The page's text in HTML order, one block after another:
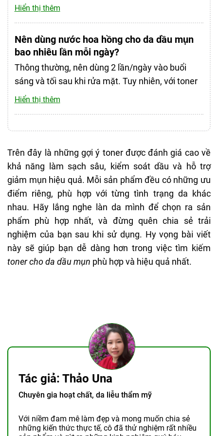
gây nhờn rít hay bí da. Điều này rất quan trọng vì da
dầu mụn rất nhạy cảm với các sản phẩm nặng mặt,
dễ gây bí tắc.
Tiêu chí chọn toner cho da dầu mụn
Chọn nước hoa hồng cho da dầu mụn không đơn
giản chỉ là tìm sản phẩm có chữ “oil-control” hay
“anti-acne” trên nhãn. Với làn da dễ bị bí tắc, nhạy
cảm và thường xuyên nổi mụn, bạn cần chọn toner
một cách thông minh, dựa trên những tiêu chí sau để
1. Ưu tiên các thành phần hỗ trợ điều trị mụn
Các loại nước hoa hồng cho da dầu mụn nên chứa
những hoạt chất có khả năng làm sạch sâu lỗ chân
lông, kiểm soát dầu và kháng viêm như:
BHA (Salicylic Acid): tan trong dầu, thẩm thấu sâu
vào lỗ chân lông giúp loại bỏ bã nhờn và tế bào chết
– nguyên nhân gây mụn.
Lưu huỳnh (Sulfur): giúp điều tiết dầu và làm dịu
2. Kết hợp thành phần làm dịu và dưỡng ẩm
Da dầu mụn thường nhạy cảm, dễ kích ứng. Vì thế,
bên cạnh các hoạt chất điều trị mụn, toner cũng nên
có thêm thành phần:
kem dưỡng. Da dầu mụn vẫn cần được cấp ẩm
lông (non-comedogenic).
Hiển thị thêm
Nên dùng nước hoa hồng cho da dầu mụn
bao nhiêu lần mỗi ngày?
Thông thường, nên dùng 2 lần/ngày vào buổi
sáng và tối sau khi rửa mặt. Tuy nhiên, với toner
chứa hoạt chất mạnh (như BHA), chỉ nên dùng 1
Hiển thị thêm
Trên đây là những gợi ý toner được đánh giá cao về
khả năng làm sạch sâu, kiểm soát dầu và hỗ trợ
giảm mụn hiệu quả. Mỗi sản phẩm đều có những ưu
điểm riêng, phù hợp với từng tình trạng da khác
nhau. Hãy lắng nghe làn da mình để chọn ra sản
phẩm phù hợp nhất, và đừng quên chia sẻ trải
nghiệm của bạn sau khi sử dụng. Hy vọng bài viết
này sẽ giúp bạn dễ dàng hơn trong việc tìm kiếm
toner cho da dầu mụn phù hợp và hiệu quả nhất.
Tác giả: Thảo Una
Chuyên gia hoạt chất, da liễu thẩm mỹ
Với niềm đam mê làm đẹp và mong muốn chia sẻ
những kiến thức thực tế, cô đã thử nghiệm rất nhiều